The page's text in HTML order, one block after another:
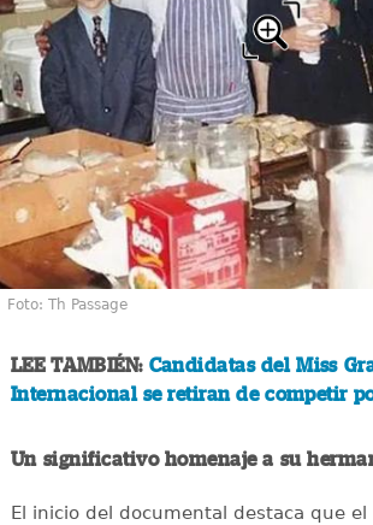
Foto: Th Passage
LEE TAMBIÉN: Candidatas del Miss
Internacional se retiran de competir
Un significativo homenaje a su
El inicio del documental destaca que